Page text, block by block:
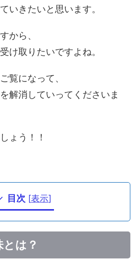
いきたいと思います。
から、
け取りたいですよね。
覧になって、
解消していってくださいま
ょう！！
目次 [表示]
は？